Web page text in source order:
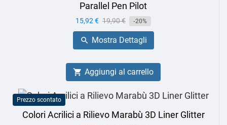
Parallel Pen Pilot
Prezzo
15,92 € Prezzo
base
19,90 € -20%
 Mostra Dettagli
 Aggiungi al carrello
Prezzo scontato
Colori Acrilici a Rilievo Marabù 3D Liner Glitter